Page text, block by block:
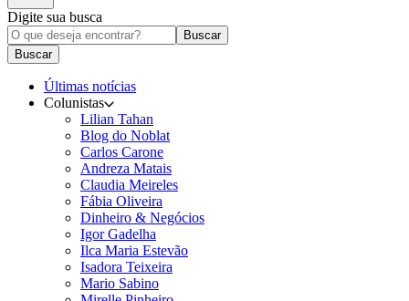
Digite sua busca
Buscar
Buscar
Últimas notícias
Colunistas
Lilian Tahan
Blog do Noblat
Carlos Carone
Andreza Matais
Claudia Meireles
Fábia Oliveira
Dinheiro & Negócios
Igor Gadelha
Ilca Maria Estevão
Isadora Teixeira
Mario Sabino